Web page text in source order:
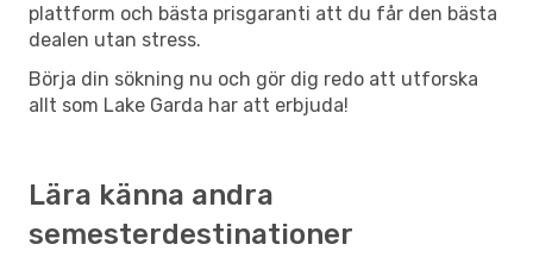
plattform och bästa prisgaranti att du får den bästa
dealen utan stress.
Börja din sökning nu och gör dig redo att utforska
allt som Lake Garda har att erbjuda!
Lära känna andra
semesterdestinationer